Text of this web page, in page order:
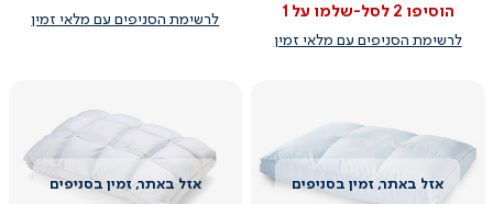
הוסיפו 2 לסל-שלמו על 1
לרשימת הסניפים עם מלאי זמין
לרשימת הסניפים עם מלאי זמין
צפייה
צפייה